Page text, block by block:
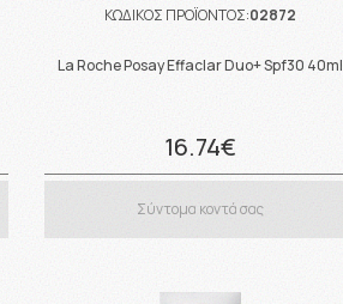
ΚΩΔΙΚΟΣ ΠΡΟΪΟΝΤΟΣ:02872
La Roche Posay Effaclar Duo+ Spf30 40ml
16.74€
Σύντομα κοντά σας